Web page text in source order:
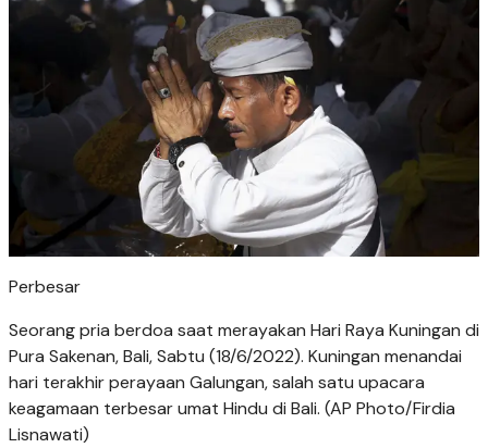
Perbesar
Seorang pria berdoa saat merayakan Hari Raya Kuningan di
Pura Sakenan, Bali, Sabtu (18/6/2022). Kuningan menandai
hari terakhir perayaan Galungan, salah satu upacara
keagamaan terbesar umat Hindu di Bali. (AP Photo/Firdia
Lisnawati)